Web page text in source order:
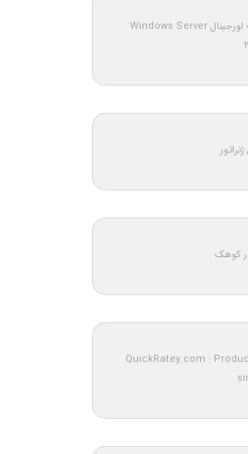
خرید لایسنس ویندوز سرور: نسخه اورجینال Windows Server
کوهک
QuickRatey.com :